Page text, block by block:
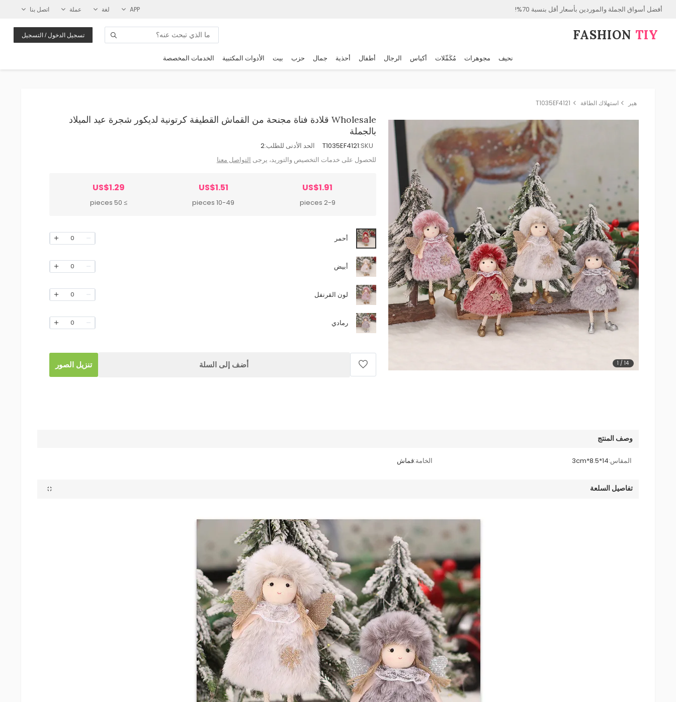
أفضل أسواق الجملة والموردين بأسعار أقل بنسبة 70%! APP لغة عملة اتصل بنا
FASHION⁠ TIY تسجيل الدخول / التسجيل
نحيف مجوهرات مُكَمِّلات أكياس الرجال أطفال أحذية جمال حزب بيت الأدوات المكتبية الخدمات المخصصة
هير استهلاك الطاقة T1035EF4121
1 /14
Wholesale قلادة فتاة مجنحة من القماش القطيفة كرتونية لديكور شجرة عيد الميلاد
بالجملة
SKU:
T1035EF4121 الحد الأدنى للطلب:2
للحصول على خدمات التخصيص والتوريد، يرجى التواصل معنا
US$1.91
2-9 pieces
US$1.51
10-49 pieces
US$1.29
≥ 50 pieces
أحمر 0
أبيض 0
لون القرنفل 0
رمادي 0
أضف إلى السلة تنزيل الصور
وصف المنتج
المقاس:14*8.5*3cm الخامة:قماش
تفاصيل السلعة